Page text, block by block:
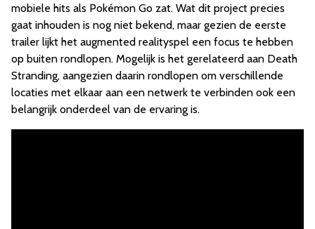
mobiele hits als Pokémon Go zat. Wat dit project precies
gaat inhouden is nog niet bekend, maar gezien de eerste
trailer lijkt het augmented realityspel een focus te hebben
op buiten rondlopen. Mogelijk is het gerelateerd aan Death
Stranding, aangezien daarin rondlopen om verschillende
locaties met elkaar aan een netwerk te verbinden ook een
belangrijk onderdeel van de ervaring is.